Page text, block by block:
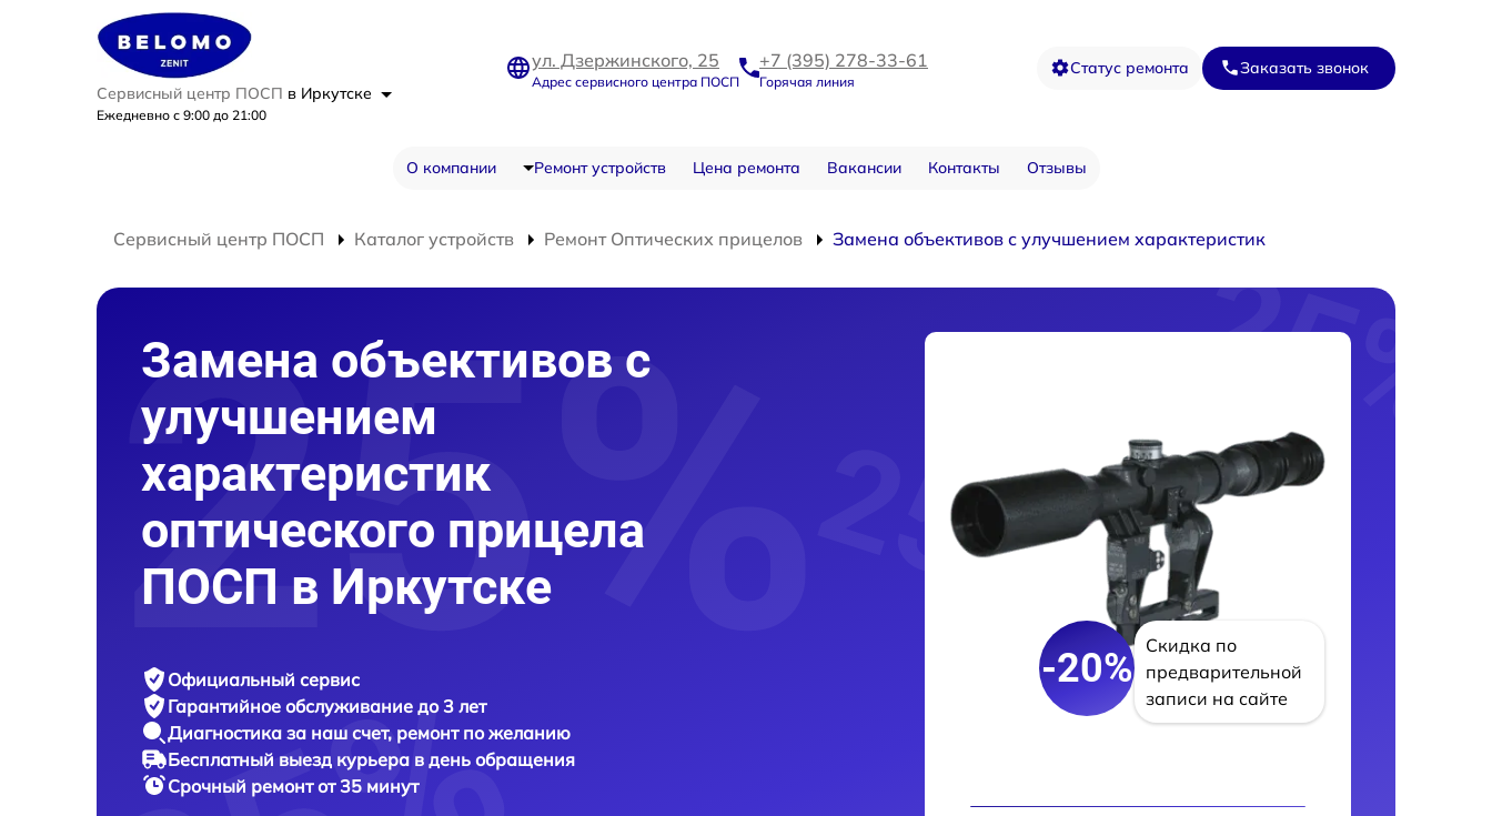
Сервисный центр ПОСП в Иркутске
Ежедневно с 9:00 до 21:00
ул. Дзержинского, 25
Адрес сервисного центра ПОСП
+7 (395) 278-33-61
Горячая линия
Статус ремонта Заказать звонок
О компании Ремонт устройств Цена ремонта Вакансии Контакты Отзывы
Сервисный центр ПОСП Каталог устройств Ремонт Оптических прицелов Замена объективов с улучшением характеристик
Замена объективов с
улучшением
характеристик
оптического прицела
ПОСП в Иркутске
Официальный сервис
Гарантийное обслуживание до 3 лет
Диагностика за наш счет, ремонт по желанию
Бесплатный выезд курьера в день обращения
Срочный ремонтот 35 минут
-20%
Скидка по
предварительной
записи на сайте